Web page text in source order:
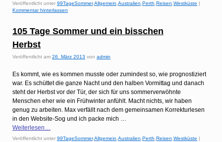
Veröffentlicht unter 99TageSommer,Allgemein,Australien,Perth,Reisen,Westküste |
Kommentar hinterlassen
105 Tage Sommer und ein bisschen
Herbst
Veröffentlicht am 26. März 2013 von admin
Es kommt, wie es kommen musste oder zumindest so, wie prognostiziert
war. Es schüttet die ganze Nacht und den halben Vormittag und danach
steht der Herbst vor der Tür, der sich für uns sommerverwöhnte
Menschen eher wie ein Frühwinter anfühlt. Macht nichts, wir haben
genug zu arbeiten. Max verfällt nach dem gemeinsamen Korrekturlesen
in den Website-Sog und ich packe mich …
Weiterlesen…
Veröffentlicht unter 99TageSommer,Allgemein,Australien,Perth,Reisen,Westküste